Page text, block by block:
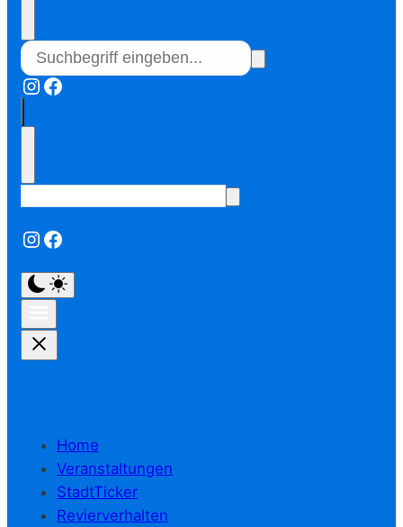
Instagram
Facebook
Instagram
Facebook
Home
Veranstaltungen
StadtTicker
Revierverhalten